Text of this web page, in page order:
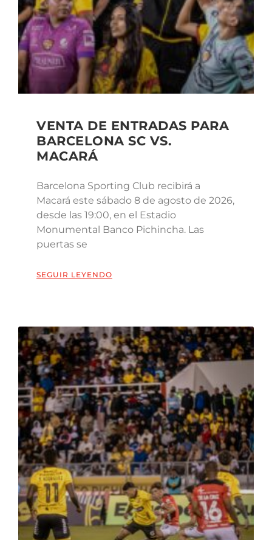
VENTA DE ENTRADAS PARA
BARCELONA SC VS.
MACARÁ
Barcelona Sporting Club recibirá a
Macará este sábado 8 de agosto de 2026,
desde las 19:00, en el Estadio
Monumental Banco Pichincha. Las
puertas se
SEGUIR LEYENDO